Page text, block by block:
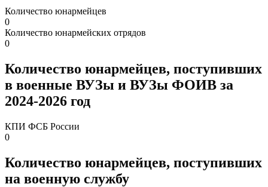
Количество юнармейцев
0
Количество юнармейских отрядов
0
Количество юнармейцев, поступивших
в военные ВУЗы и ВУЗы ФОИВ за
2024-2026 год ​
КПИ ФСБ России
0
Количество юнармейцев, поступивших
на военную службу